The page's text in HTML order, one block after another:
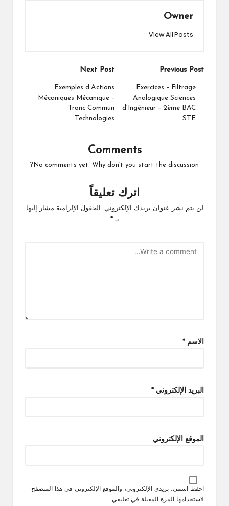
Owner
View All Posts
Post
navigation
Previous Post
Exercices – Filtrage
Analogique Sciences
d’Ingénieur – 2ème BAC
STE
Next Post
Exemples d’Actions
Mécaniques Mécanique –
Tronc Commun
Technologies
Comments
No comments yet. Why don’t you start the discussion?
اترك تعليقاً
لن يتم نشر عنوان بريدك الإلكتروني.
الحقول الإلزامية مشار إليها
بـ*
الاسم *
البريد الإلكتروني *
الموقع الإلكتروني
احفظ اسمي، بريدي الإلكتروني، والموقع الإلكتروني في هذا المتصفح
لاستخدامها المرة المقبلة في تعليقي.